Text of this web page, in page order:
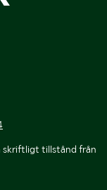
skriftligt tillstånd från